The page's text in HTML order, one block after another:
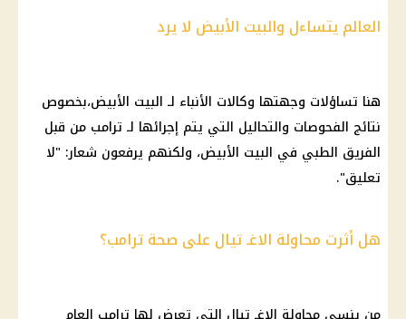
العالم يتساءل والبيت الأبيض لا يرد
هنا تساؤلات وجهتها وكالات الأنباء لـ البيت الأبيض،بخصوص
نتائج الفحوصات والتحاليل التي يتم إجرائها لـ ترامب من قبل
الفريق الطبي في البيت الأبيض، ولكنهم يرفعون شعار: "لا
تعليق".
هل أثرت محاولة الاغـ تيال على صحة ترامب؟